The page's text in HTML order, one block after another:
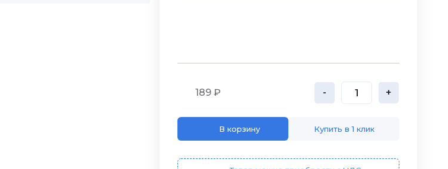
189 ₽ - +
В корзину Купить в 1 клик